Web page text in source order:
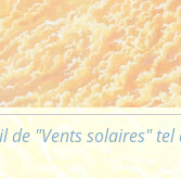
de "Vents solaires"